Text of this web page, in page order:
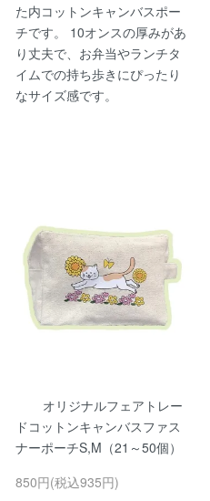
た内コットンキャンバスポー
チです。 10オンスの厚みがあ
り丈夫で、お弁当やランチタ
イムでの持ち歩きにぴったり
なサイズ感です。
オリジナルフェアトレー
ドコットンキャンバスファス
ナーポーチS,M（21～50個）
850円(税込935円)